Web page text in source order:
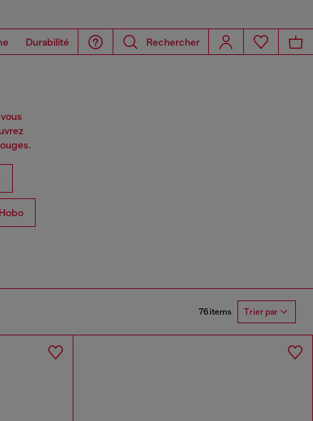
Durabilité Rechercher
76 items Trier par